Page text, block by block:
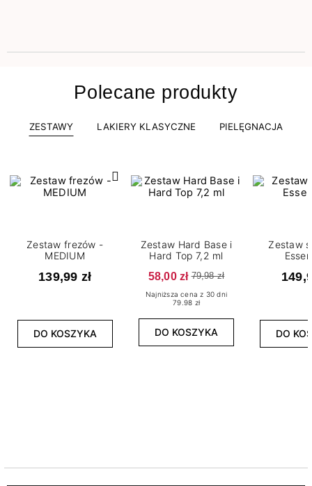
Polecane produkty
ZESTAWY LAKIERY KLASYCZNE PIELĘGNACJA
Zestaw frezów -
MEDIUM
139,99 zł
DO KOSZYKA
Zestaw Hard Base i
Hard Top 7,2 ml
58,00 zł 79,98 zł
Najniższa cena z 30 dni
79.98 zł
DO KOSZYKA
Zestaw
DO